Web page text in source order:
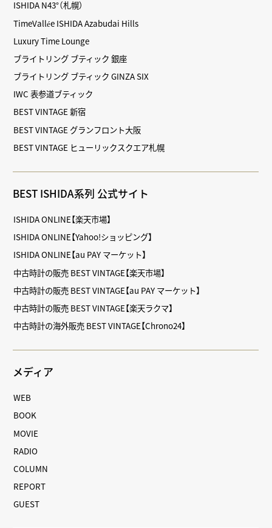
ISHIDA N43°（札幌）
TimeVallée ISHIDA Azabudai Hills
Luxury Time Lounge
ブライトリング ブティック 銀座
ブライトリング ブティック GINZA SIX
IWC 表参道ブティック
BEST VINTAGE 新宿
BEST VINTAGE グランフロント大阪
BEST VINTAGE ヒューリックスクエア札幌
BEST ISHIDA系列 公式サイト
ISHIDA ONLINE【楽天市場】
ISHIDA ONLINE【Yahoo!ショッピング】
ISHIDA ONLINE【au PAY マーケット】
中古時計の販売 BEST VINTAGE【楽天市場】
中古時計の販売 BEST VINTAGE【au PAY マーケット】
中古時計の販売 BEST VINTAGE【楽天ラクマ】
中古時計の海外販売 BEST VINTAGE【Chrono24】
メディア
WEB
BOOK
MOVIE
RADIO
COLUMN
REPORT
GUEST